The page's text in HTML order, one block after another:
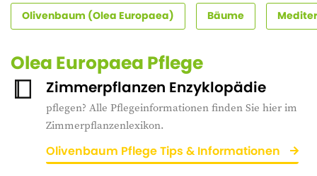
Olivenbaum (Olea Europaea) Bäume
Olea Europaea Pflege
Zimmerpflanzen Enzyklopädie
pflegen? Alle Pflegeinformationen finden Sie hier im
Zimmerpflanzenlexikon.
Olivenbaum Pflege Tips & Informationen